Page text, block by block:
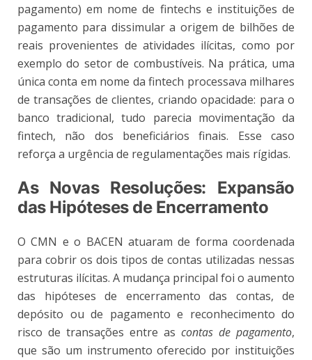
pagamento) em nome de fintechs e instituições de
pagamento para dissimular a origem de bilhões de
reais provenientes de atividades ilícitas, como por
exemplo do setor de combustíveis. Na prática, uma
única conta em nome da fintech processava milhares
de transações de clientes, criando opacidade: para o
banco tradicional, tudo parecia movimentação da
fintech, não dos beneficiários finais. Esse caso
reforça a urgência de regulamentações mais rígidas.
As Novas Resoluções: Expansão
das Hipóteses de Encerramento
O CMN e o BACEN atuaram de forma coordenada
para cobrir os dois tipos de contas utilizadas nessas
estruturas ilícitas. A mudança principal foi o aumento
das hipóteses de encerramento das contas, de
depósito ou de pagamento e reconhecimento do
risco de transações entre as contas de pagamento,
que são um instrumento oferecido por instituições